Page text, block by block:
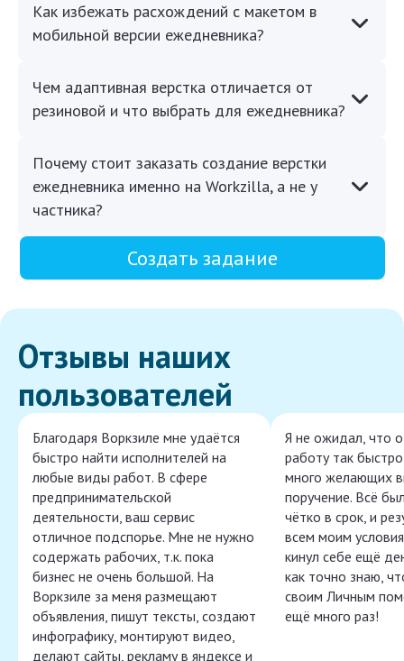
Как избежать расхождений с макетом в
мобильной версии ежедневника?
Чем адаптивная верстка отличается от
резиновой и что выбрать для ежедневника?
Почему стоит заказать создание верстки
ежедневника именно на Workzilla, а не у
частника?
Создать задание
Отзывы наших
пользователей
Благодаря Воркзиле мне удаётся
быстро найти исполнителей на
любые виды работ. В сфере
предпринимательской
деятельности, ваш сервис
отличное подспорье. Мне не нужно
содержать рабочих, т.к. пока
бизнес не очень большой. На
Воркзиле за меня размещают
объявления, пишут тексты, создают
инфографику, монтируют видео,
делают сайты, рекламу в яндексе и
Я не ожидал, что
работу так
много желающих
поручение. Всё
чётко в срок, и
всем моим
кинул себе ещё
как точно знаю,
своим Личным
ещё много раз!